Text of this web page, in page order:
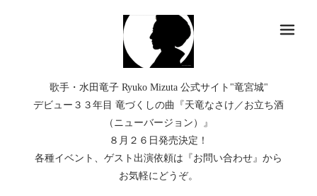
歌手・水田竜子 Ryuko Mizuta 公式サイト"竜宮城"
デビュー３３年目 竜づくしの曲『天竜なさけ／お立ち酒
（ニューバージョン）』
８月２６日発売決定！
各種イベント、ゲスト出演依頼は『お問い合わせ』から
お気軽にどうぞ。